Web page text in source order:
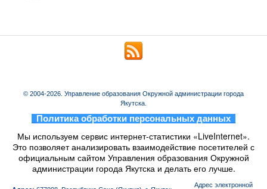
© 2004-2026. Управление образования Окружной администрации города
Якутска.
Политика обработки персональных данных
Мы используем сервис интернет-статистики «LiveInternet».
Это позволяет анализировать взаимодействие посетителей с
официальным сайтом Управления образования Окружной
администрации города Якутска и делать его лучше.
Aдрес электронной